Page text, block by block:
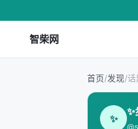
智柴网
首页/发现/话
✨